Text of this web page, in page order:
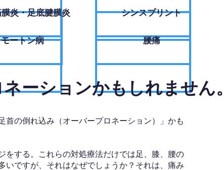
炎・足底腱膜炎
モートン病
シンスプリント
腰痛
ーションかもしれません。
首の倒れ込み（オーバープロネーション）」かも
をする。これらの対処療法だけでは足、膝、腰の
いですが、それはなぜでしょうか？それは、痛み